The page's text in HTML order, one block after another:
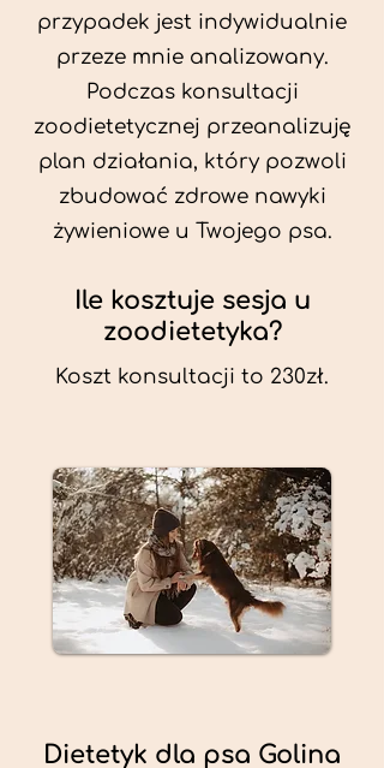
przypadek jest indywidualnie
przeze mnie analizowany.
Podczas konsultacji
zoodietetycznej przeanalizuję
plan działania, który pozwoli
zbudować zdrowe nawyki
żywieniowe u Twojego psa.
Ile kosztuje sesja u
zoodietetyka?
Koszt konsultacji to 230zł.
Dietetyk dla psa Golina